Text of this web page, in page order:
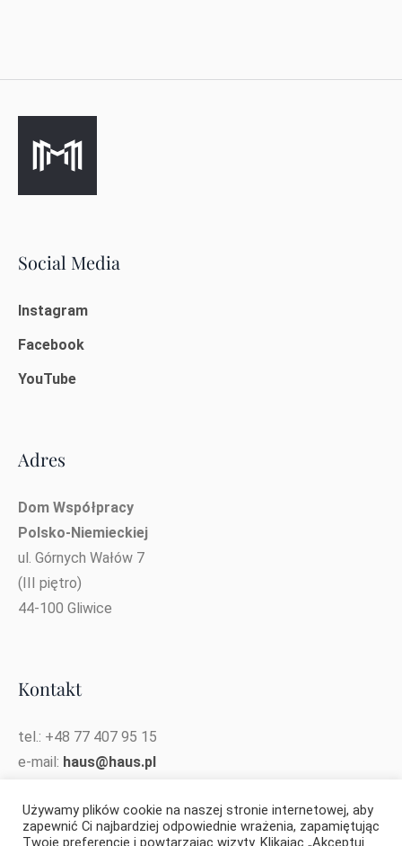
Social Media
Instagram
Facebook
YouTube
Adres
Dom Współpracy
Polsko-Niemieckiej
ul. Górnych Wałów 7
(III piętro)
44-100 Gliwice
Kontakt
tel.: +48 77 407 95 15
e-mail: haus@haus.pl
katarzyna.opielka@haus.pl
Używamy plików cookie na naszej stronie internetowej, aby
zapewnić Ci najbardziej odpowiednie wrażenia, zapamiętując
Twoje preferencje i powtarzając wizyty. Klikając „Akceptuj